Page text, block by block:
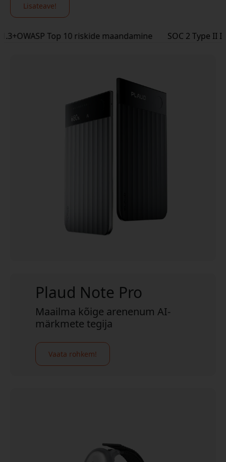
Lisateave!
Top 10 riskide maandamine SOC 2 Type IIISO
Plaud Note Pro
Maailma kõige arenenum AI-
märkmete tegija
Vaata rohkem!